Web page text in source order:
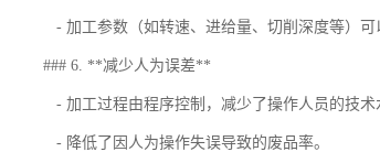
- 加工参数（如转速、进给量、切削深度等）可
### 6. **减少人为误差**
- 加工过程由程序控制，减少了操作人员的技术
- 降低了因人为操作失误导致的废品率。